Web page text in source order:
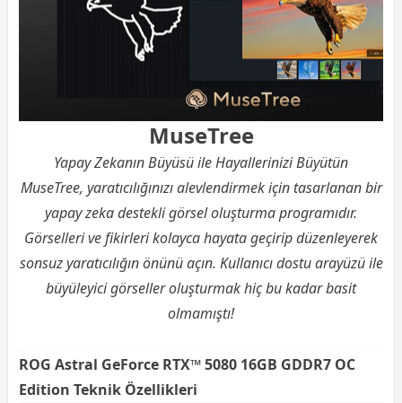
MuseTree
Yapay Zekanın Büyüsü ile Hayallerinizi Büyütün
MuseTree, yaratıcılığınızı alevlendirmek için tasarlanan bir
yapay zeka destekli görsel oluşturma programıdır.
Görselleri ve fikirleri kolayca hayata geçirip düzenleyerek
sonsuz yaratıcılığın önünü açın. Kullanıcı dostu arayüzü ile
büyüleyici görseller oluşturmak hiç bu kadar basit
olmamıştı!
ROG Astral GeForce RTX™ 5080 16GB GDDR7 OC
Edition Teknik Özellikleri